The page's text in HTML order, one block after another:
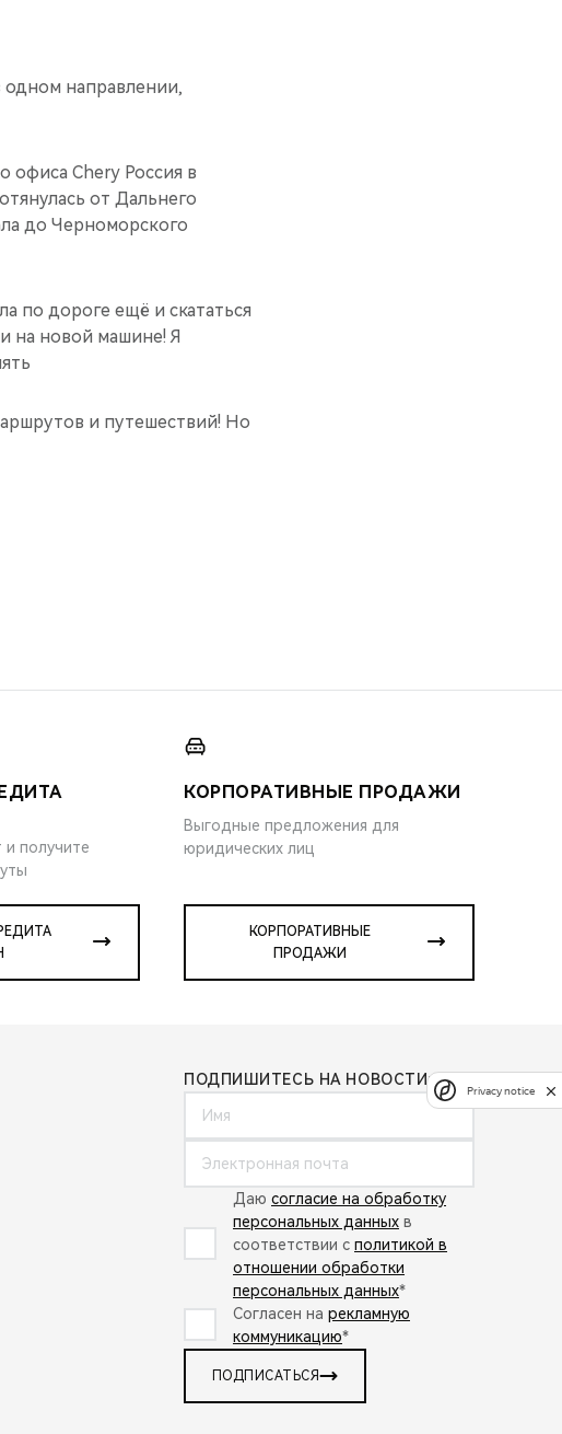
одном направлении,
офиса Chery Россия в
от Дальнего
до Черноморского
по дороге ещё и скататься
на новой машине! Я
и путешествий! Но
и получите
КОРПОРАТИВНЫЕ ПРОДАЖИ
Выгодные предложения для
юридических лиц
КОРПОРАТИВНЫЕ
ПРОДАЖИ
ПОДПИШИТЕСЬ НА НОВОСТИ:
Даю согласие на обработку
персональных данных в
соответствии с политикой в
отношении обработки
персональных данных*
Согласен на рекламную
коммуникацию*
ПОДПИСАТЬСЯ
Privacy notice